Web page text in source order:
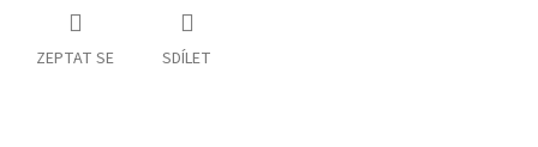
ZEPTAT SE SDÍLET